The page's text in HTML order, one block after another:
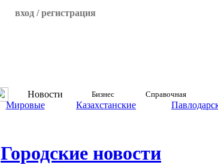
вход / регистрация
Новости Бизнес Справочная
Мировые Казахстанские
Городские новости